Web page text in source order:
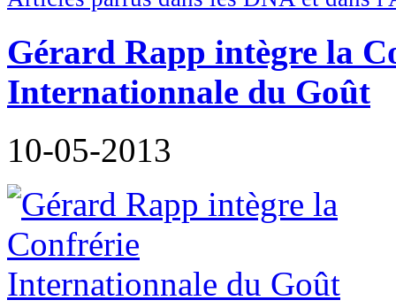
Gérard Rapp intègre la
Internationnale du Goût
10-05-2013